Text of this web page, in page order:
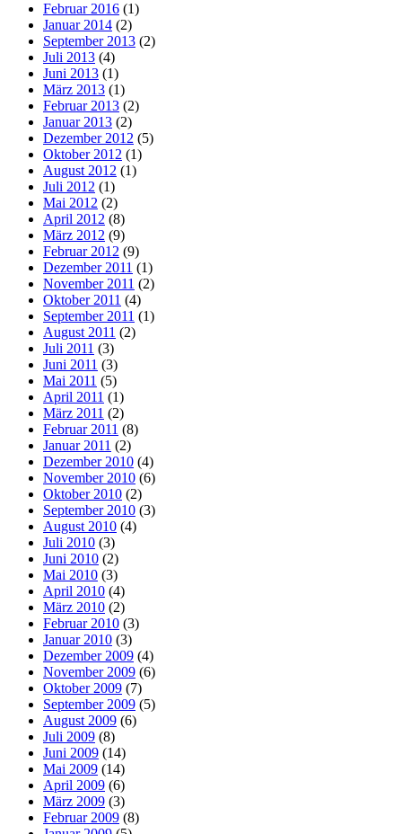
Februar 2016 (1)
Januar 2014 (2)
September 2013 (2)
Juli 2013 (4)
Juni 2013 (1)
März 2013 (1)
Februar 2013 (2)
Januar 2013 (2)
Dezember 2012 (5)
Oktober 2012 (1)
August 2012 (1)
Juli 2012 (1)
Mai 2012 (2)
April 2012 (8)
März 2012 (9)
Februar 2012 (9)
Dezember 2011 (1)
November 2011 (2)
Oktober 2011 (4)
September 2011 (1)
August 2011 (2)
Juli 2011 (3)
Juni 2011 (3)
Mai 2011 (5)
April 2011 (1)
März 2011 (2)
Februar 2011 (8)
Januar 2011 (2)
Dezember 2010 (4)
November 2010 (6)
Oktober 2010 (2)
September 2010 (3)
August 2010 (4)
Juli 2010 (3)
Juni 2010 (2)
Mai 2010 (3)
April 2010 (4)
März 2010 (2)
Februar 2010 (3)
Januar 2010 (3)
Dezember 2009 (4)
November 2009 (6)
Oktober 2009 (7)
September 2009 (5)
August 2009 (6)
Juli 2009 (8)
Juni 2009 (14)
Mai 2009 (14)
April 2009 (6)
März 2009 (3)
Februar 2009 (8)